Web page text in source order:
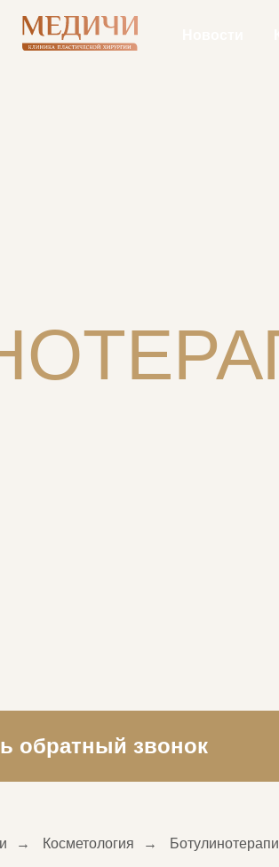
обратный звонок
→ Косметология →